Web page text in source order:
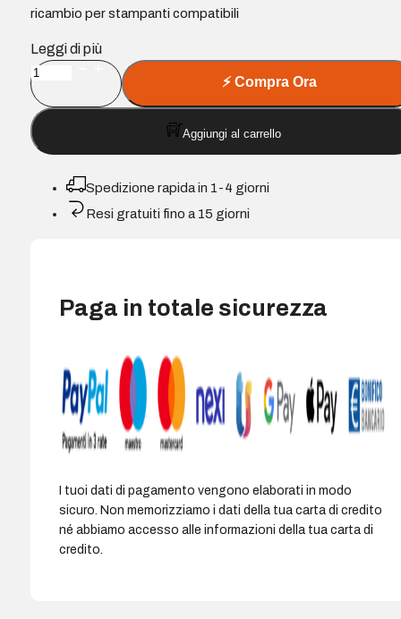
ricambio per stampanti compatibili
Leggi di più
Epson
T007
Nero
Cartuccia
d'Inchiostro
compatibile
Sostituisce
⚡Compra Ora
Aggiungi al carrello
Spedizione rapida in 1-4 giorni
Resi gratuiti fino a 15 giorni
Paga in totale sicurezza
I tuoi dati di pagamento vengono elaborati in modo
sicuro. Non memorizziamo i dati della tua carta di credito
né abbiamo accesso alle informazioni della tua carta di
credito.